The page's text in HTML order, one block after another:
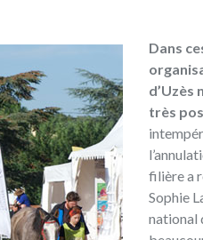
Dans
d’Uzès
très
filière a
Sophie
national